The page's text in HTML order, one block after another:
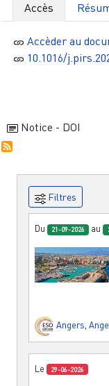
Accès
Accèder au
10.1016/
Notice - DOI
Filtres
Du 21-09-2026 au
Angers
Le 29-06-2026